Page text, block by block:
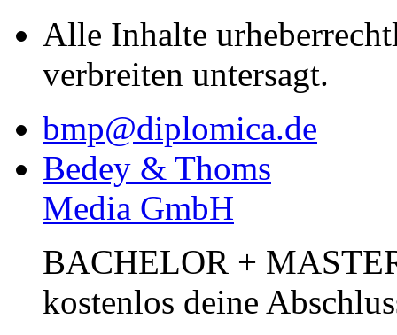
Alle Inhalte
verbreiten untersagt.
bmp@diplomica.de
Bedey & Thoms
Media GmbH
BACHELOR +
kostenlos deine